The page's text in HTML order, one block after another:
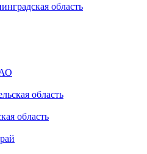
область
область
область